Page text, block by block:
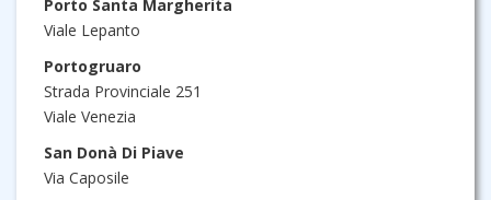
Porto Santa Margherita
Viale Lepanto
Portogruaro
Strada Provinciale 251
Viale Venezia
San Donà Di Piave
Via Caposile